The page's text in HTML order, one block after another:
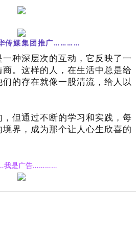
媒集团推广…………
种深层次的互动，它反映了一
。这样的人，在生活中总是给
的存在就像一股清流，给人以
但通过不断的学习和实践，每
界，成为那个让人心生欣喜的
我是广告…………